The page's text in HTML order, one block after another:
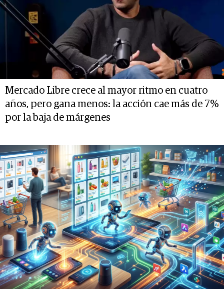
Mercado Libre crece al mayor ritmo en cuatro
años, pero gana menos: la acción cae más de 7%
por la baja de márgenes